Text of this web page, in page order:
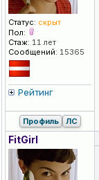
Статус: скрыт
Пол:
Стаж: 11 лет
Сообщений: 15365
Рейтинг
Профиль ЛС
FitGirl